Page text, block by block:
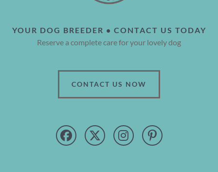
YOUR DOG BREEDER • CONTACT US TODAY
Reserve a complete care for your lovely dog
CONTACT US NOW